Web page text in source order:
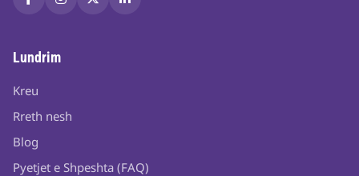
Lundrim
Kreu
Rreth nesh
Blog
Pyetjet e Shpeshta (FAQ)